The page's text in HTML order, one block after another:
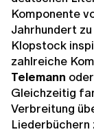
Komponente
Jahrhundert
Klopstock
zahlreiche
Telemann oder
Gleichzeitig
Verbreitung
Liederbüchern